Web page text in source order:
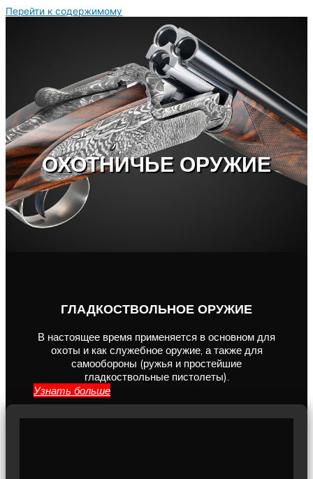
Перейти к содержимому
ОХОТНИЧЬЕ ОРУЖИЕ
ГЛАДКОСТВОЛЬНОЕ ОРУЖИЕ
В настоящее время применяется в основном для
охоты и как служебное оружие, а также для
самообороны (ружья и простейшие
гладкоствольные пистолеты).
Узнать больше